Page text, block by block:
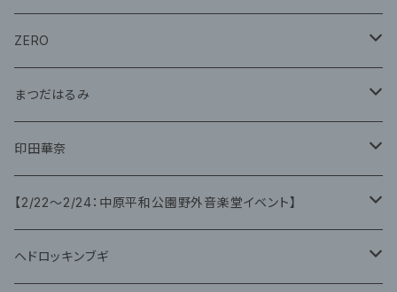
グッズ
グッズ
ZERO
グッズ
CD
まつだはるみ
CD
グッズ
印田華奈
グッズ
【2/22〜2/24：中原平和公園野外音楽堂イベント】
藤咲ゆみ
ヘドロッキンブギ